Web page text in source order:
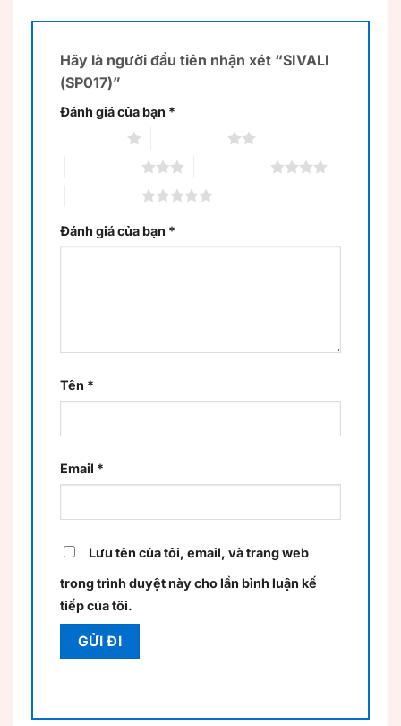
Hãy là người đầu tiên nhận xét “SIVALI
(SP017)”
Đánh giá của bạn *
Đánh giá của bạn *
Tên *
Email *
Lưu tên của tôi, email, và trang web
trong trình duyệt này cho lần bình luận kế
tiếp của tôi.